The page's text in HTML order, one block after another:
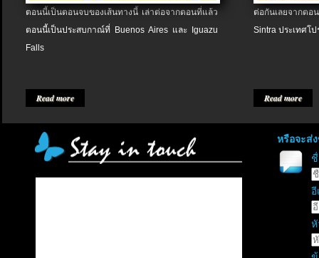
ตอนนี้เป็นตอนจบของเส้นทางนี้ เล่าต่อจากตอนที่แล้ว
ตอนนี้เป็นประสบกาณ์ที่ Buenos Aires และ Iguazu
Falls
Read more
ต่อกันเลยจากต
Sintra ประเทศโป
Read more
หรือจะส่
อี
หั